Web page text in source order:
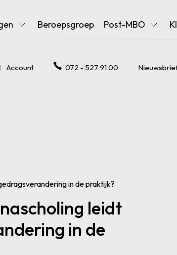
Account 072 - 527 91 00
Beroepsgroep Post-MBO
in de praktijk?
leidt
in de